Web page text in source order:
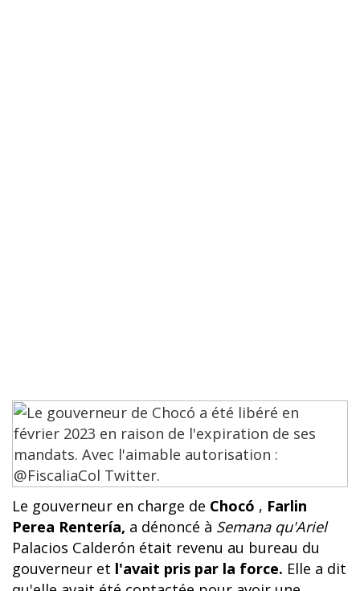
Le gouverneur en charge de Chocó , Farlin
Perea Rentería, a dénoncé à Semana qu'Ariel
Palacios Calderón était revenu au bureau du
gouverneur et l'avait pris par la force. Elle a dit